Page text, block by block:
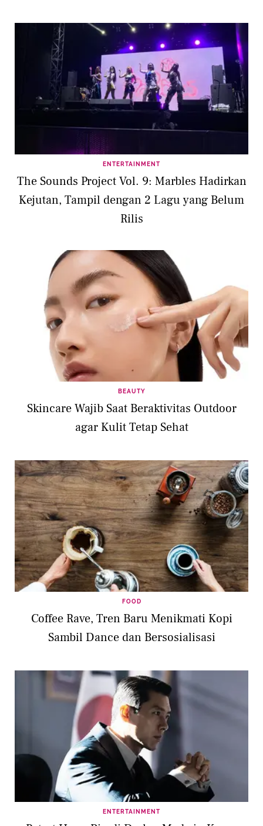
ENTERTAINMENT
The Sounds Project Vol. 9: Marbles Hadirkan
Kejutan, Tampil dengan 2 Lagu yang Belum
Rilis
BEAUTY
Skincare Wajib Saat Beraktivitas Outdoor
agar Kulit Tetap Sehat
FOOD
Coffee Rave, Tren Baru Menikmati Kopi
Sambil Dance dan Bersosialisasi
ENTERTAINMENT